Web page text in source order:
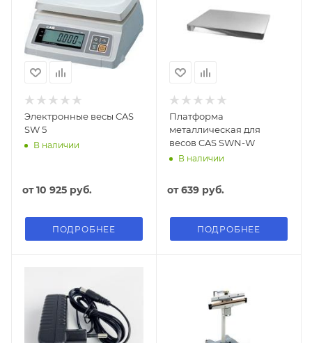
Электронные весы CAS
SW 5
В наличии
от10 925 руб.
ПОДРОБНЕЕ
Платформа
металлическая для
весов CAS SWN-W
В наличии
от639 руб.
ПОДРОБНЕЕ